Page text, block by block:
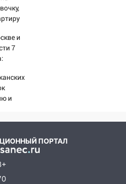
женщина и каждый
сталкиваются с
чем может
и как с этим
августа: пятница
энергии и
старые
на 7 августа в
на забег,
и
7
и
ПОРТАЛ